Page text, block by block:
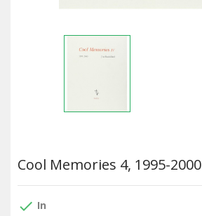
Cool Memories 4, 1995-2000
done In